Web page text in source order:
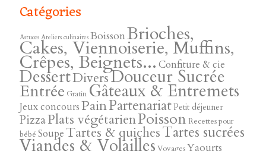
Catégories
Astuces Ateliers culinaires BoissonBrioches,
Cakes, Viennoiserie, Muffins,
Crêpes, Beignets... Confiture & cie
DessertDiversDouceur Sucrée
Entrée Gratin Gâteaux & Entremets
Jeux concoursPainPartenariatPetit déjeuner
PizzaPlats végétarienPoisson Recettes pour
bébé SoupeTartes & quichesTartes sucrées
Viandes & Volailles VoyagesYaourts